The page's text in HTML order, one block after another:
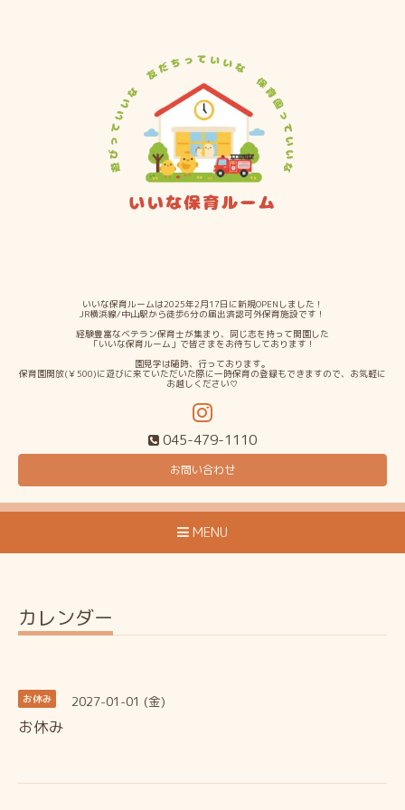
いいな保育ルームは2025年2月17日に新規OPENしました！
JR横浜線/中山駅から徒歩6分の届出済認可外保育施設です！
経験豊富なベテラン保育士が集まり、同じ志を持って開園した
「いいな保育ルーム」で皆さまをお待ちしております！
園見学は随時、行っております。
保育園開放(￥500)に遊びに来ていただいた際に一時保育の登録もできますので、お気軽に
お越しください♡
045-479-1110
お問い合わせ
MENU
カレンダー
お休み 2027-01-01 (金)
お休み